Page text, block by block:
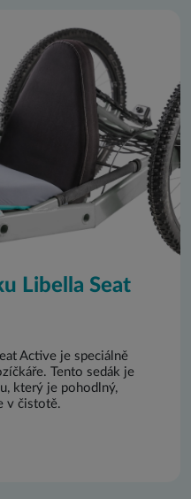
Libella Seat
Active je speciálně
Tento sedák je
který je pohodlný,
v čistotě.